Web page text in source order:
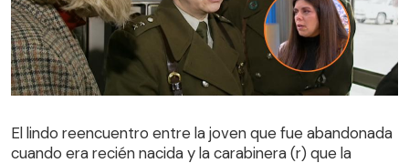
cuando era recién nacida y la carabinera (r) que la
recibió: “Había un cariño de mamá”:
El lindo reencuentro entre la joven que fue abandonada
cuando era recién nacida y la carabinera (r) que la